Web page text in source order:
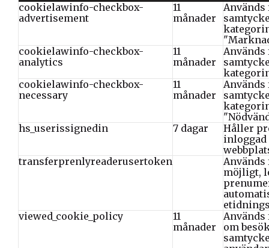
cookielawinfo-checkbox-
advertisement
11
månader
cookielawinfo-checkbox-
analytics
11
månader
cookielawinfo-checkbox-
necessary
11
månader
hs_userissignedin
7 dagar
Håller
inloggad
transferprenlyreaderusertoken
möjligt,
viewed_cookie_policy
11
månader
om